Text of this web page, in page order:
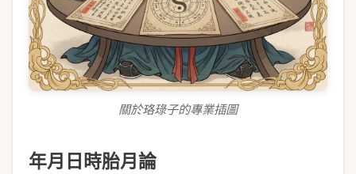
關於珞琭子的專業插圖
年月日時胎月論